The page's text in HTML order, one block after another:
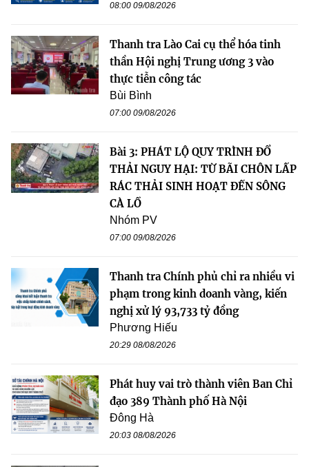
08:00 09/08/2026
Thanh tra Lào Cai cụ thể hóa tinh
thần Hội nghị Trung ương 3 vào
thực tiễn công tác
Bùi Bình
07:00 09/08/2026
Bài 3: PHÁT LỘ QUY TRÌNH ĐỔ
THẢI NGUY HẠI: TỪ BÃI CHÔN LẤP
RÁC THẢI SINH HOẠT ĐẾN SÔNG
CÀ LỒ
Nhóm PV
07:00 09/08/2026
Thanh tra Chính phủ chỉ ra nhiều vi
phạm trong kinh doanh vàng, kiến
nghị xử lý 93,733 tỷ đồng
Phương Hiếu
20:29 08/08/2026
Phát huy vai trò thành viên Ban Chỉ
đạo 389 Thành phố Hà Nội
Đông Hà
20:03 08/08/2026